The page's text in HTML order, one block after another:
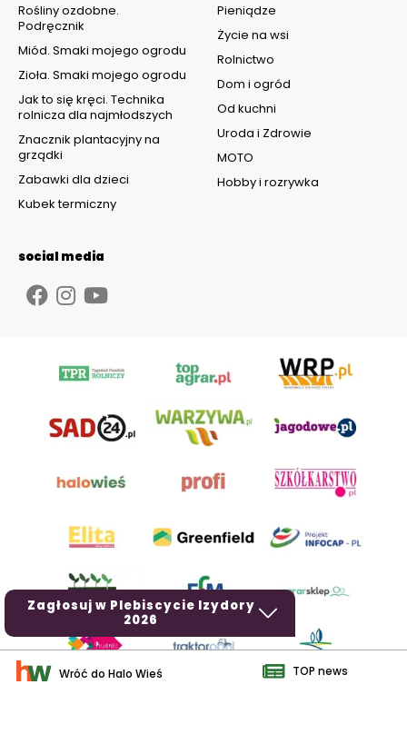
Zagłosuj w Plebiscycie Izydory
2026
Pieniądze
Życie na wsi
Rolnictwo
Dom i ogród
Od kuchni
Uroda i Zdrowie
MOTO
Hobby i rozrywka
Rośliny ozdobne.
Podręcznik
Miód. Smaki mojego ogrodu
Zioła. Smaki mojego ogrodu
Jak to się kręci. Technika
rolnicza dla najmłodszych
Znacznik plantacyjny na
grządki
Zabawki dla dzieci
Kubek termiczny
social media
Wróć do Halo Wieś TOP news